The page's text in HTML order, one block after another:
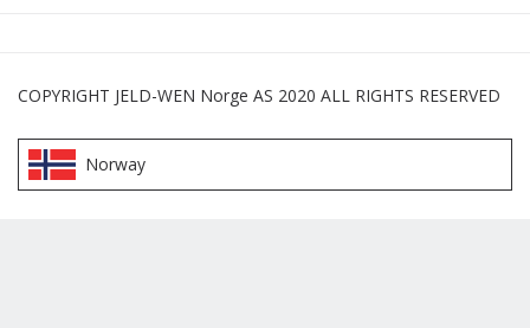
COPYRIGHT JELD-WEN Norge AS 2020 ALL RIGHTS RESERVED
Norway